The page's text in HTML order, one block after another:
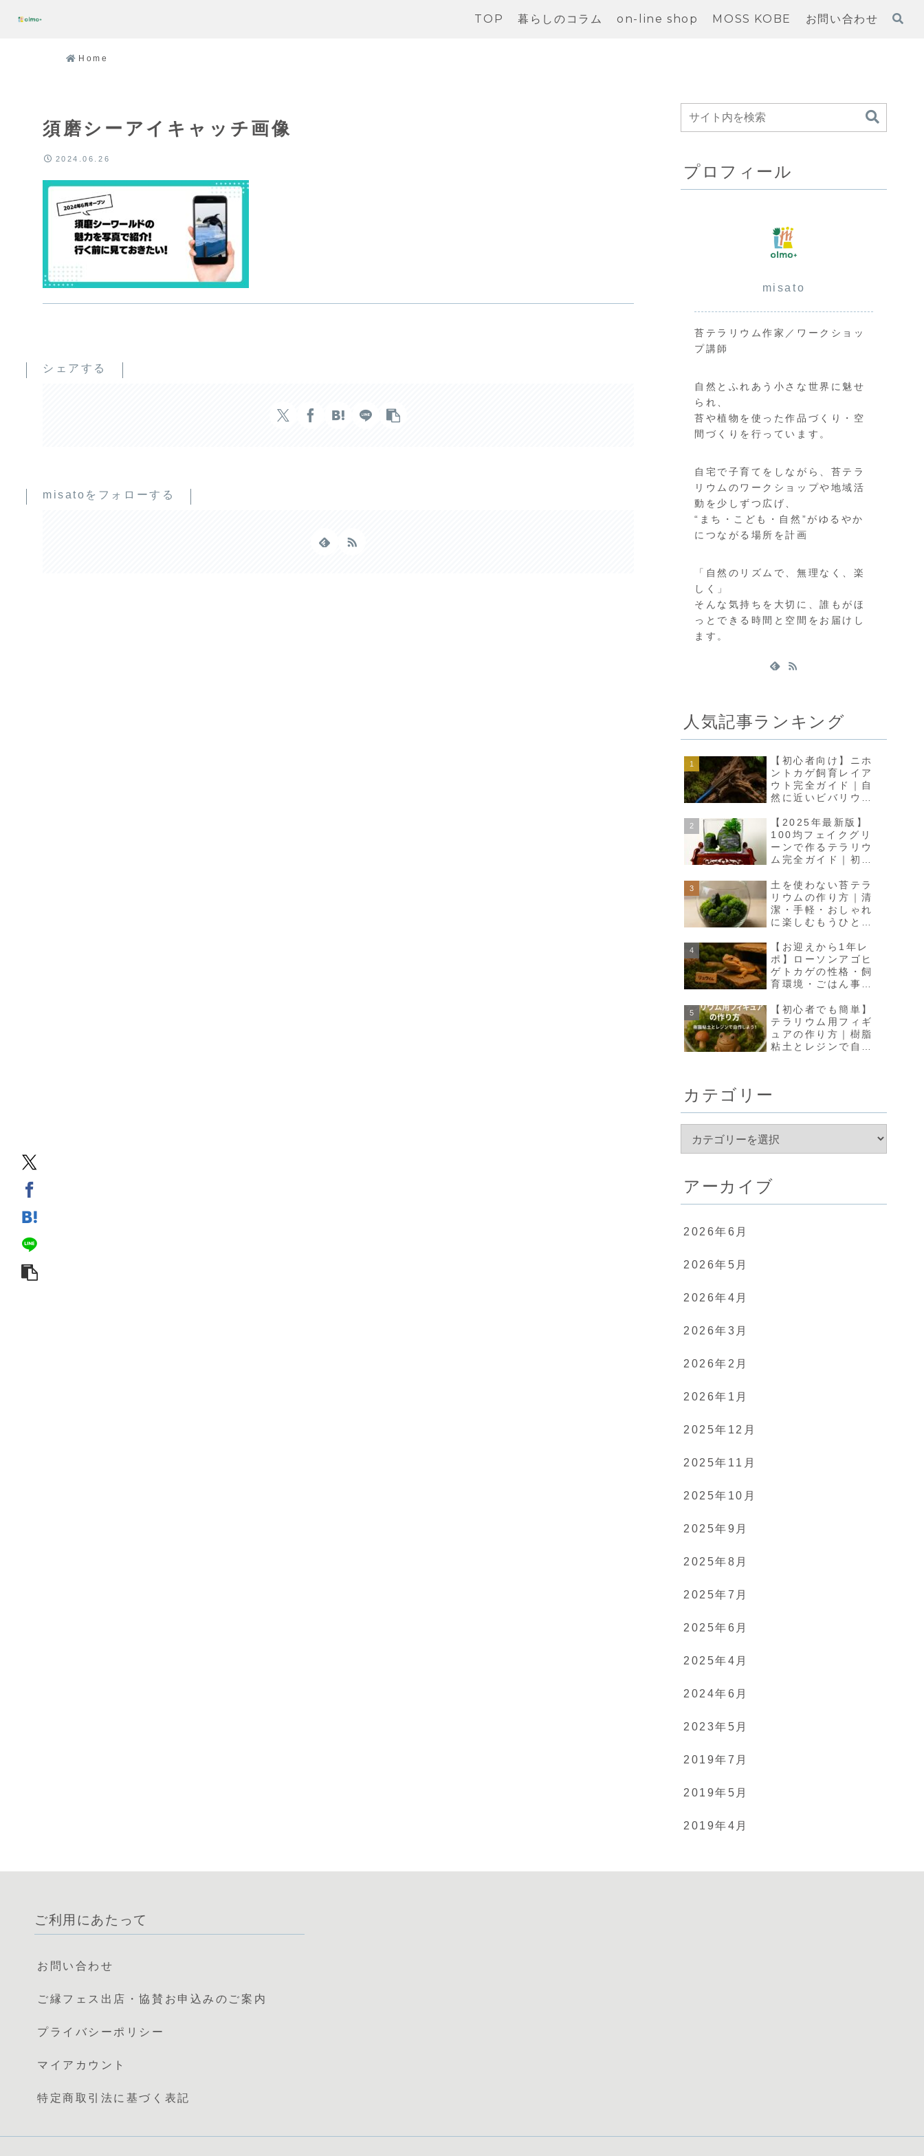
TOP 暮らしのコラム on-line shop MOSS KOBE お問い合わせ
Home
須磨シーアイキャッチ画像
2024.06.26
シェアする
misatoをフォローする
プロフィール
misato
苔テラリウム作家／ワークショッ
プ講師
自然とふれあう小さな世界に魅せ
られ、
苔や植物を使った作品づくり・空
間づくりを行っています。
自宅で子育てをしながら、苔テラ
リウムのワークショップや地域活
動を少しずつ広げ、
“まち・こども・自然”がゆるやか
につながる場所を計画
「自然のリズムで、無理なく、楽
しく」
そんな気持ちを大切に、誰もがほ
っとできる時間と空間をお届けし
ます。
人気記事ランキング
【初心者向け】ニホ
ントカゲ飼育レイア
ウト完全ガイド｜自
然に近いビバリウム
ろう
【2025年最新版】
100均フェイクグリ
ーンで作るテラリウ
ム完全ガイド｜初心
リアに
土を使わない苔テラ
リウムの作り方｜清
潔・手軽・おしゃれ
に楽しむもうひとつ
【お迎えから1年レ
ポ】ローソンアゴヒ
ゲトカゲの性格・飼
育環境・ごはん事情
め【初心者でも簡単】
テラリウム用フィギ
ュアの作り方｜樹脂
粘土とレジンで自作
カテゴリー
アーカイブ
2026年6月
2026年5月
2026年4月
2026年3月
2026年2月
2026年1月
2025年12月
2025年11月
2025年10月
2025年9月
2025年8月
2025年7月
2025年6月
2025年4月
2024年6月
2023年5月
2019年7月
2019年5月
2019年4月
ご利用にあたって
お問い合わせ
ご縁フェス出店・協賛お申込みのご案内
プライバシーポリシー
マイアカウント
特定商取引法に基づく表記